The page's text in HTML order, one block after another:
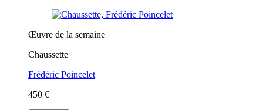
Œuvre de la semaine
Chaussette
Frédéric Poincelet
450 €